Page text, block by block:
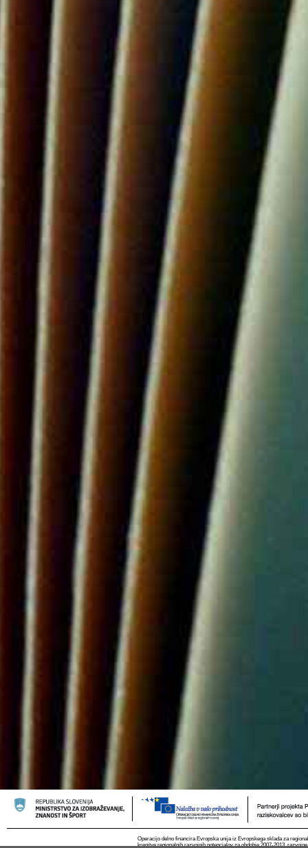
Operacijo delno financira Evropska unija iz Evropskega sklada za
krepitve regionalnih razvojnih potencialov za obdobje 2007-2013,